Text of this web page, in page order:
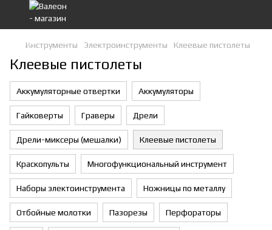
Инструменты Электроинструменты Клеевые пистолеты
Клеевые пистолеты
Аккумуляторные отвертки Аккумуляторы
Гайковерты Граверы Дрели
Дрели-миксеры (мешалки) Клеевые пистолеты
Краскопульты Многофункциональный инструмент
Наборы электоинструмента Ножницы по металлу
Отбойные молотки Пазорезы Перфораторы